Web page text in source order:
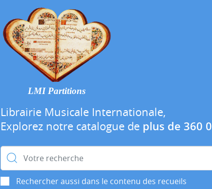
LMI Partitions
Librairie Musicale Internationale,
Explorez notre catalogue de plus de 360
Rechercher :
Rechercher aussi dans le contenu des recueils